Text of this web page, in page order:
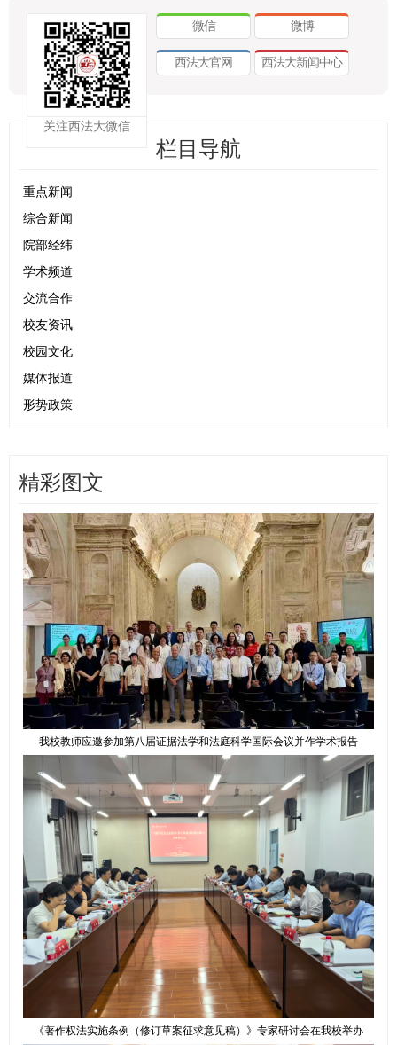
关注西法大微信
微信 微博
西法大官网 西法大新闻中心
栏目导航
重点新闻
综合新闻
院部经纬
学术频道
交流合作
校友资讯
校园文化
媒体报道
形势政策
精彩图文
我校教师应邀参加第八届证据法学和法庭科学国际会议并作学术报告
《著作权法实施条例（修订草案征求意见稿）》专家研讨会在我校举办